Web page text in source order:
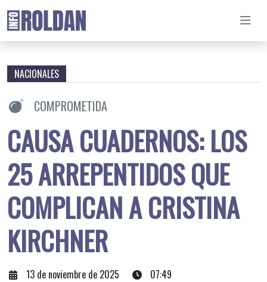
NACIONALES
COMPROMETIDA
CAUSA CUADERNOS: LOS
25 ARREPENTIDOS QUE
COMPLICAN A CRISTINA
KIRCHNER
13 de noviembre de 2025 07:49